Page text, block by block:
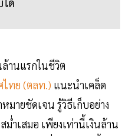
านแรกในชีวิต
ทย (ตลท.) แนะนำเคล็ด
มายชัดเจน รู้วิธีเก็บอย่าง
ำเสมอ เพียงเท่านี้เงินล้าน